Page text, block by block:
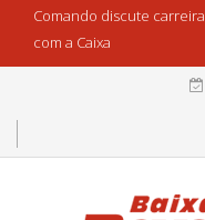
Comando discute
com a Caixa